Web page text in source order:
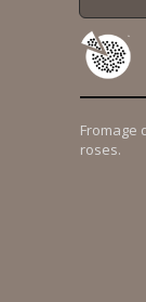
Fromage
roses.